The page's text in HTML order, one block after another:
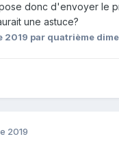
donc d'envoyer le
une astuce?
2019 par quatrième
2019